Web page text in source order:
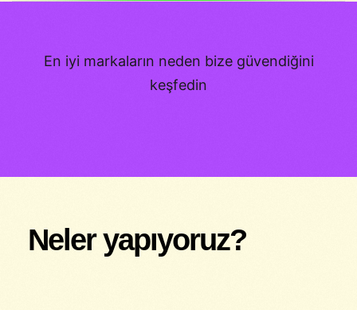
En iyi markaların neden bize güvendiğini
keşfedin
Neler yapıyoruz?